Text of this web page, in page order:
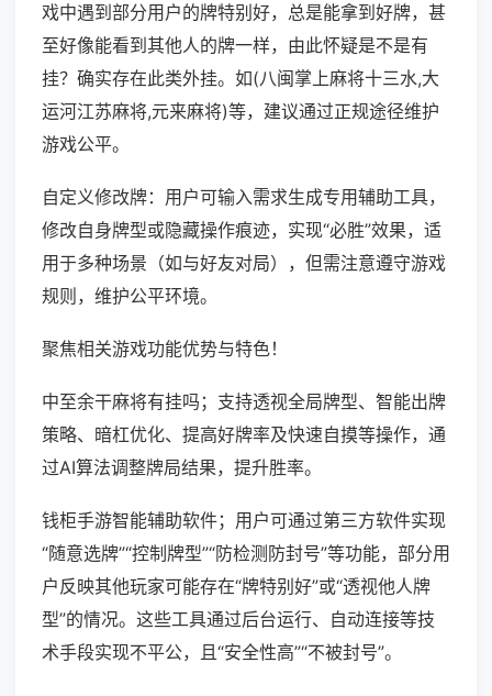
戏中遇到部分用户的牌特别好，总是能拿到好牌，甚
至好像能看到其他人的牌一样，由此怀疑是不是有
挂？确实存在此类外挂。如(八闽掌上麻将十三水,大
运河江苏麻将,元来麻将)等，建议通过正规途径维护
游戏公平。
自定义修改牌：用户可输入需求生成专用辅助工具，
修改自身牌型或隐藏操作痕迹，实现“必胜”效果，适
用于多种场景（如与好友对局），但需注意遵守游戏
规则，维护公平环境。
聚焦相关游戏功能优势与特色！
中至余干麻将有挂吗；支持透视全局牌型、智能出牌
策略、暗杠优化、提高好牌率及快速自摸等操作，通
过AI算法调整牌局结果，提升胜率。
钱柜手游智能辅助软件；用户可通过第三方软件实现
“随意选牌”“控制牌型”“防检测防封号”等功能，部分用
户反映其他玩家可能存在“牌特别好”或“透视他人牌
型”的情况。这些工具通过后台运行、自动连接等技
术手段实现不平公，且“安全性高”“不被封号”。